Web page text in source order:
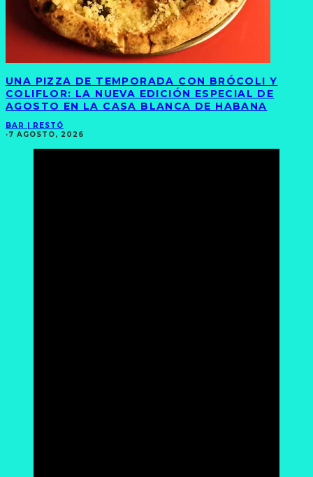
UNA PIZZA DE TEMPORADA CON BRÓCOLI Y
COLIFLOR: LA NUEVA EDICIÓN ESPECIAL DE
AGOSTO EN LA CASA BLANCA DE HABANA
BAR | RESTÓ
·7 AGOSTO, 2026